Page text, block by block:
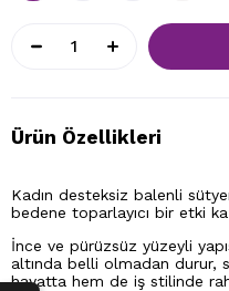
Ürün Özellikleri
Kadın desteksiz balenli
bedene toparlayıcı bir etki
İnce ve pürüzsüz yüzeyli
altında belli olmadan durur,
hayatta hem de iş stilinde